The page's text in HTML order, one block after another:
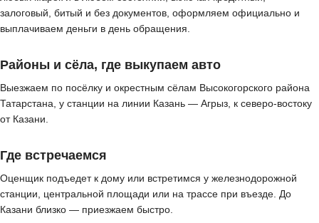
залоговый, битый и без документов, оформляем официально и
выплачиваем деньги в день обращения.
Районы и сёла, где выкупаем авто
Выезжаем по посёлку и окрестным сёлам Высокогорского района
Татарстана, у станции на линии Казань — Агрыз, к северо-востоку
от Казани.
Где встречаемся
Оценщик подъедет к дому или встретимся у железнодорожной
станции, центральной площади или на трассе при въезде. До
Казани близко — приезжаем быстро.